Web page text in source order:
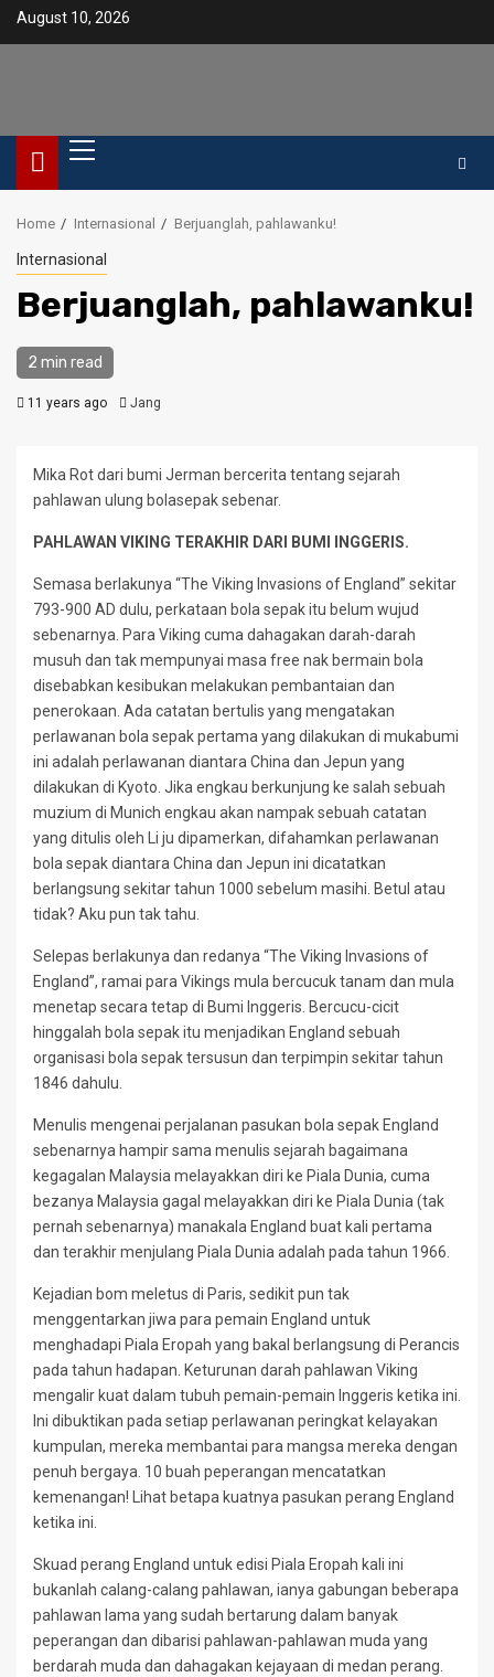
SkipAugust 10, 2026
Primary
Home Internasional Berjuanglah, pahlawanku!
Internasional
Berjuanglah, pahlawanku!
2 min read
11 years ago Jang
Mika Rot dari bumi Jerman bercerita tentang sejarah
pahlawan ulung bolasepak sebenar.
PAHLAWAN VIKING TERAKHIR DARI BUMI INGGERIS.
Semasa berlakunya “The Viking Invasions of England” sekitar
793-900 AD dulu, perkataan bola sepak itu belum wujud
sebenarnya. Para Viking cuma dahagakan darah-darah
musuh dan tak mempunyai masa free nak bermain bola
disebabkan kesibukan melakukan pembantaian dan
penerokaan. Ada catatan bertulis yang mengatakan
perlawanan bola sepak pertama yang dilakukan di mukabumi
ini adalah perlawanan diantara China dan Jepun yang
dilakukan di Kyoto. Jika engkau berkunjung ke salah sebuah
muzium di Munich engkau akan nampak sebuah catatan
yang ditulis oleh Li ju dipamerkan, difahamkan perlawanan
bola sepak diantara China dan Jepun ini dicatatkan
berlangsung sekitar tahun 1000 sebelum masihi. Betul atau
tidak? Aku pun tak tahu.
Selepas berlakunya dan redanya “The Viking Invasions of
England”, ramai para Vikings mula bercucuk tanam dan mula
menetap secara tetap di Bumi Inggeris. Bercucu-cicit
hinggalah bola sepak itu menjadikan England sebuah
organisasi bola sepak tersusun dan terpimpin sekitar tahun
1846 dahulu.
Menulis mengenai perjalanan pasukan bola sepak England
sebenarnya hampir sama menulis sejarah bagaimana
kegagalan Malaysia melayakkan diri ke Piala Dunia, cuma
bezanya Malaysia gagal melayakkan diri ke Piala Dunia (tak
pernah sebenarnya) manakala England buat kali pertama
dan terakhir menjulang Piala Dunia adalah pada tahun 1966.
Kejadian bom meletus di Paris, sedikit pun tak
menggentarkan jiwa para pemain England untuk
menghadapi Piala Eropah yang bakal berlangsung di Perancis
pada tahun hadapan. Keturunan darah pahlawan Viking
mengalir kuat dalam tubuh pemain-pemain Inggeris ketika ini.
Ini dibuktikan pada setiap perlawanan peringkat kelayakan
kumpulan, mereka membantai para mangsa mereka dengan
penuh bergaya. 10 buah peperangan mencatatkan
kemenangan! Lihat betapa kuatnya pasukan perang England
ketika ini.
Skuad perang England untuk edisi Piala Eropah kali ini
bukanlah calang-calang pahlawan, ianya gabungan beberapa
pahlawan lama yang sudah bertarung dalam banyak
peperangan dan dibarisi pahlawan-pahlawan muda yang
berdarah muda dan dahagakan kejayaan di medan perang.